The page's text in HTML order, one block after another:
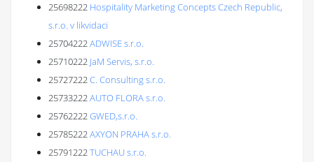
25698222 Hospitality Marketing Concepts Czech Republic,
s.r.o. v likvidaci
25704222ADWISE s.r.o.
25710222 JaM Servis, s.r.o.
25727222C. Consulting s.r.o.
25733222AUTO FLORA s.r.o.
25762222GWED,s.r.o.
25785222AXYON PRAHA s.r.o.
25791222TUCHAU s.r.o.